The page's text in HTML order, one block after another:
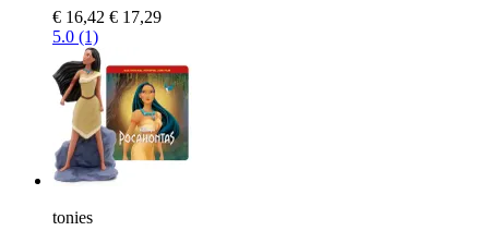
€ 16,42 € 17,29
5.0 (1)
tonies